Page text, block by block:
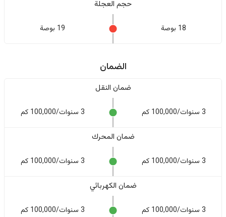
حجم العجلة
18 بوصة 19 بوصة
الضمان
ضمان النقل
3 سنوات/100,000 كم 3 سنوات/100,000 كم
ضمان المحرك
3 سنوات/100,000 كم 3 سنوات/100,000 كم
ضمان الكهربائي
3 سنوات/100,000 كم 3 سنوات/100,000 كم